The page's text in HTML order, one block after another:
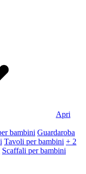
Apri
bambini Guardaroba
Tavoli per bambini + 2
Scaffali per bambini